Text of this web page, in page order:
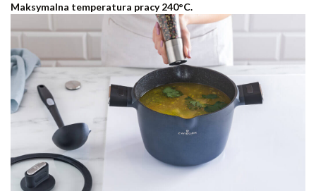
Maksymalna temperatura pracy 240°C.